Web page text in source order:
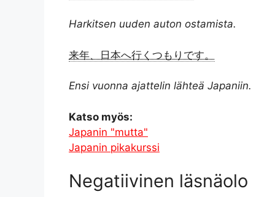
Harkitsen uuden auton ostamista.
来年、日本へ行くつもりです。
Ensi vuonna ajattelin lähteä Japaniin.
Katso myös:
Japanin "mutta"
Japanin pikakurssi
Negatiivinen läsnäolo